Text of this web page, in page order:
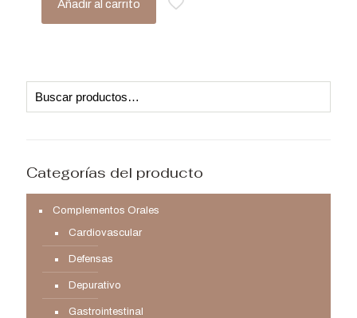
Añadir al carrito
Categorías del producto
Complementos Orales
Cardiovascular
Defensas
Depurativo
Gastrointestinal